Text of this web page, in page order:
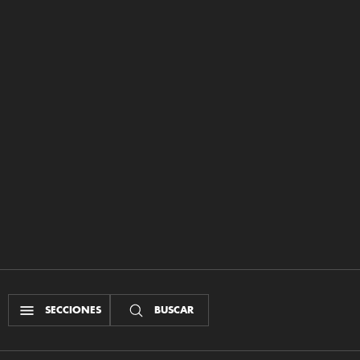
SECCIONES BUSCAR